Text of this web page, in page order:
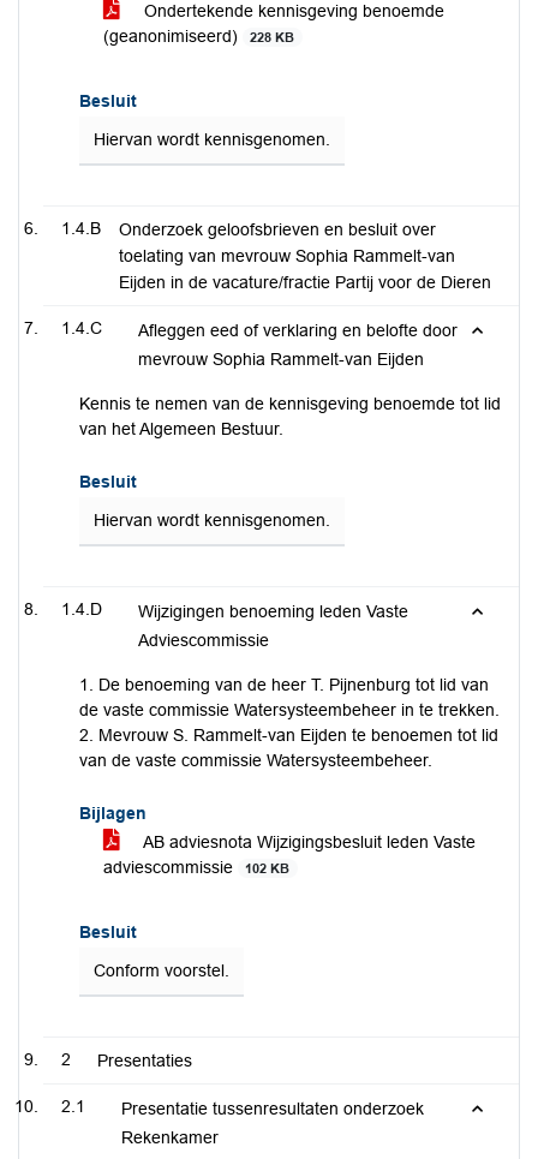
Ondertekende kennisgeving benoemde
(geanonimiseerd)
228 KB
Besluit
Hiervan wordt kennisgenomen.
1.4.B
Onderzoek geloofsbrieven en besluit over
toelating van mevrouw Sophia Rammelt-van
Eijden in de vacature/fractie Partij voor de Dieren
1.4.C
Afleggen eed of verklaring en belofte door
mevrouw Sophia Rammelt-van Eijden
Kennis te nemen van de kennisgeving benoemde tot lid
van het Algemeen Bestuur.
Besluit
Hiervan wordt kennisgenomen.
1.4.D
Wijzigingen benoeming leden Vaste
Adviescommissie
1. De benoeming van de heer T. Pijnenburg tot lid van
de vaste commissie Watersysteembeheer in te trekken.
2. Mevrouw S. Rammelt-van Eijden te benoemen tot lid
van de vaste commissie Watersysteembeheer.
Bijlagen
AB adviesnota Wijzigingsbesluit leden Vaste
adviescommissie
102 KB
Besluit
Conform voorstel.
2 Presentaties
2.1
Presentatie tussenresultaten onderzoek
Rekenkamer